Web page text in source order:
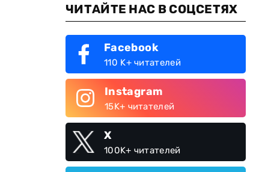
ЧИТАЙТЕ НАС В СОЦСЕТЯХ
Facebook
110 K+ читателей
Instagram
15K+ читателей
X
100K+ читателей